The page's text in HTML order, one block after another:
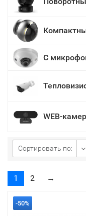
С
WEB-
Сортировать по:
1 2 →
-50%